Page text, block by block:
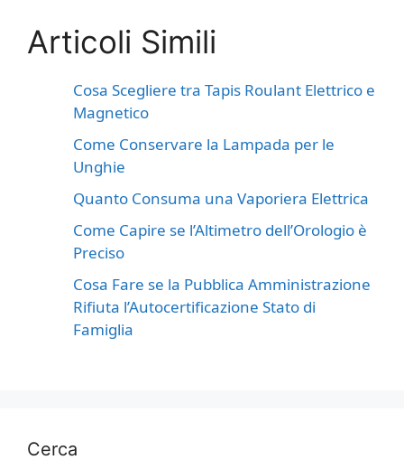
Articoli Simili
Cosa Scegliere tra Tapis Roulant Elettrico e
Magnetico
Come Conservare la Lampada per le
Unghie
Quanto Consuma una Vaporiera Elettrica
Come Capire se l’Altimetro dell’Orologio è
Preciso
Cosa Fare se la Pubblica Amministrazione
Rifiuta l’Autocertificazione Stato di
Famiglia
Cerca